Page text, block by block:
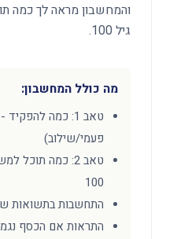
והמחשבון מראה לך כמה
גיל 100.
מה כולל המחשבון:
פעמי/שילוב)
טאב 2: כמה תוכל
100
התחשבות בתשואות
התראות אם הכסף